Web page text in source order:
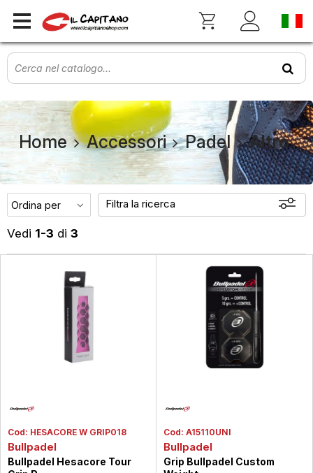
Home Accessori Padel Altro
Filtra la ricerca
Vedi 1-3 di 3
Cod: HESACORE W GRIP018
Bullpadel
Bullpadel Hesacore Tour
Cod: A15110UNI
Bullpadel
Grip Bullpadel Custom